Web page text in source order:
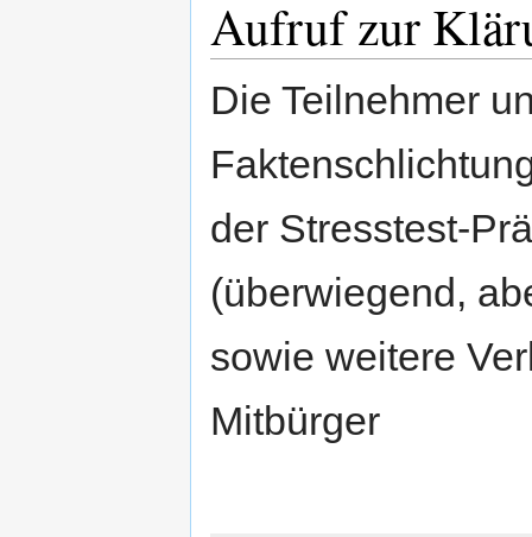
Aufruf zur
Die Teilnehmer
der Stresstest-
(überwiegend,
sowie weitere
Mitbürger